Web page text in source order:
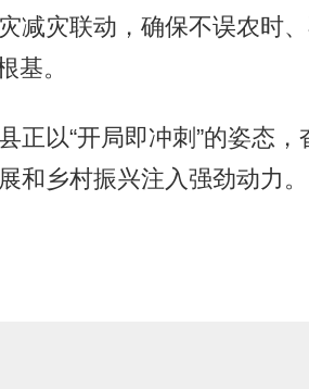
减灾联动，确保不误农时
基。
以“开局即冲刺”的姿态，
和乡村振兴注入强劲动力。